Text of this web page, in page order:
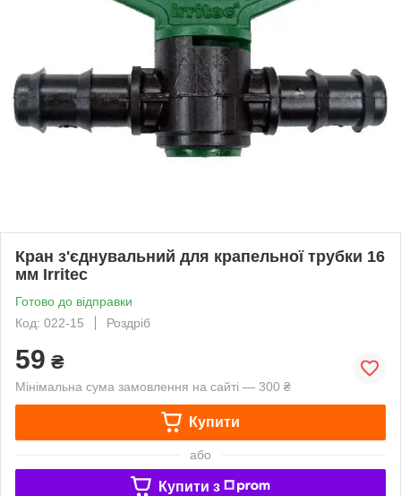
Кран з'єднувальний для крапельної трубки 16
мм Irritec
Готово до відправки
Код: 022-15
Роздріб
59 ₴
Мінімальна сума замовлення на сайті — 300 ₴
Купити
або
Купити з